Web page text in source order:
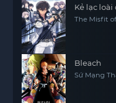
Kẻ lạc
The Misfit
Bleach
Sứ Mạng